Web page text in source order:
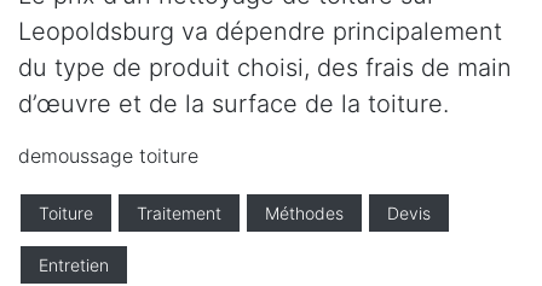
Leopoldsburg va dépendre principalement
du type de produit choisi, des frais de main
d’œuvre et de la surface de la toiture.
demoussage toiture
Toiture Traitement Méthodes Devis
Entretien